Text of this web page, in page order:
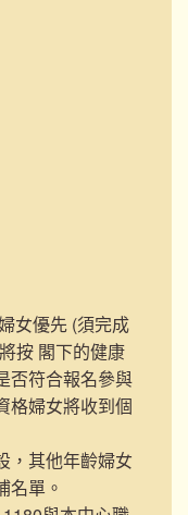
女優先 (須完成
按 閣下的健康
否符合報名參與
格婦女將收到個
，其他年齡婦女
名單。